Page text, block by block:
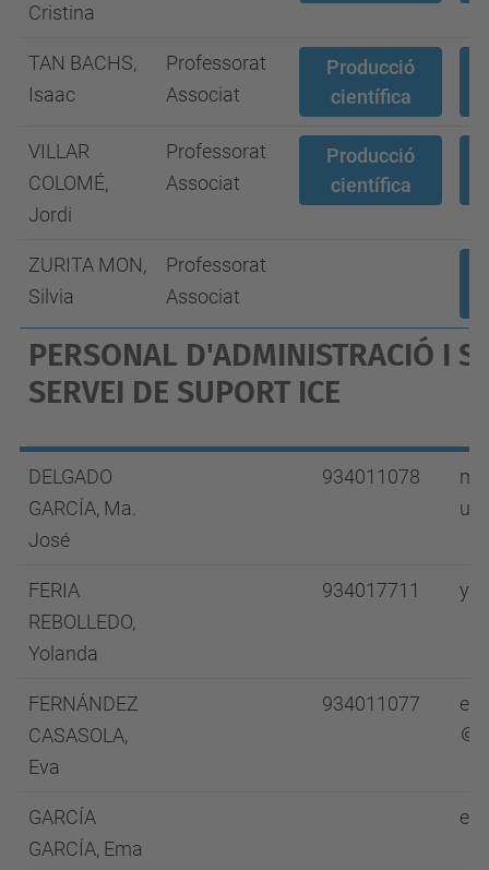
Cristina
TAN BACHS,
Isaac
Professorat
Associat
Producció
científica
VILLAR
COLOMÉ,
Jordi
Professorat
Associat
Producció
científica
ZURITA MON,
Silvia
Professorat
Associat
PERSONAL D'ADMINISTRACIÓ I
SERVEI DE SUPORT ICE
DELGADO
GARCÍA, Ma.
José
934011078
FERIA
REBOLLEDO,
Yolanda
934017711
FERNÁNDEZ
CASASOLA,
Eva
934011077
GARCÍA
GARCÍA, Ema